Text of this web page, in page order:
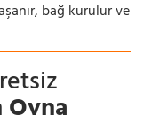
bağ kurulur ve